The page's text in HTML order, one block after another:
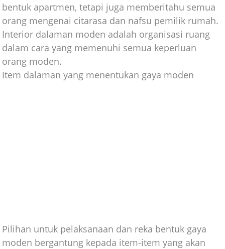
bentuk apartmen, tetapi juga memberitahu semua
orang mengenai citarasa dan nafsu pemilik rumah.
Interior dalaman moden adalah organisasi ruang
dalam cara yang memenuhi semua keperluan
orang moden.
Item dalaman yang menentukan gaya moden
Pilihan untuk pelaksanaan dan reka bentuk gaya
moden bergantung kepada item-item yang akan